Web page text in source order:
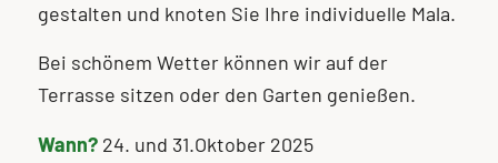
gestalten und knoten Sie Ihre individuelle Mala.
Bei schönem Wetter können wir auf der
Terrasse sitzen oder den Garten genießen.
Wann?24. und 31.Oktober 2025